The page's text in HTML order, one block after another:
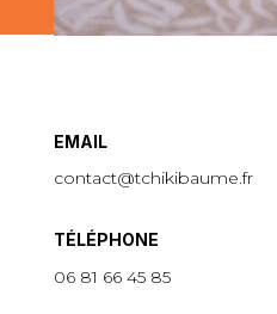
EMAIL
contact@tchikibaume.fr
TÉLÉPHONE
06 81 66 45 85